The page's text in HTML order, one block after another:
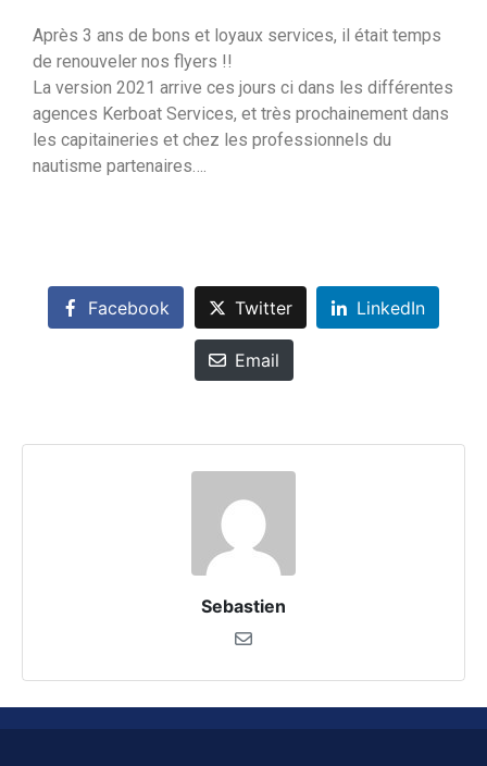
Après 3 ans de bons et loyaux services, il était temps
de renouveler nos flyers !!
La version 2021 arrive ces jours ci dans les différentes
agences Kerboat Services, et très prochainement dans
les capitaineries et chez les professionnels du
nautisme partenaires….
Facebook Twitter LinkedIn
Email
Sebastien